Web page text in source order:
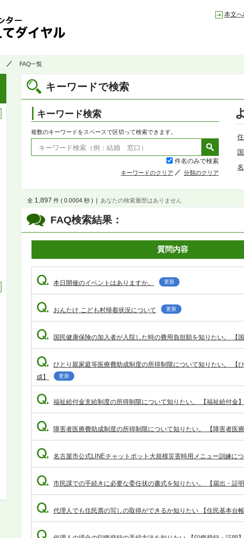
本文
FAQ一覧
キーワードで検索
キーワード検索
複数のキーワードをスペースで区切って検索できます。
件名のみで検索
キーワードのクリア 分類のクリア
FAQ検索結果：
全 1,897 件 ( 0.0004 秒 ) あなたの検索履歴はありません
質問内容
Q. 本日開催のイベントはありますか。 更新
Q. おんたけ こども村帰着状況について 更新
Q. 国民健康保険の加入者が入院した時の費用負担額を知りたい。 【国
Q.
ひとり親家庭等医療費助成制度の所得制限について知りたい。 【
成】
更新
Q. 福祉給付金支給制度の所得制限について知りたい。 【福祉給付金】
Q. 障害者医療費助成制度の所得制限について知りたい。 【障害者医療
Q. 名古屋市公式LINEチャットボット大規模災害時用メニュー訓練に
Q. 市民課での手続きに必要な委任状の書式を知りたい。 【届出・証明
Q. 代理人でも住民票の写しの取得ができるか知りたい 【住民基本台帳